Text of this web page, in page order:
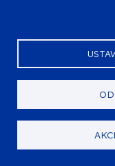
Raport
budujących
społecznych i